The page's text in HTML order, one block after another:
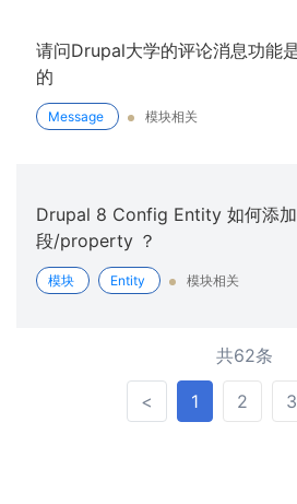
请问Drupal大学的评论消息功能
的
Message 模块相关
Drupal 8 Config Entity 如何添
段/property ？
模块 Entity 模块相关
共62条
< 1 2 3